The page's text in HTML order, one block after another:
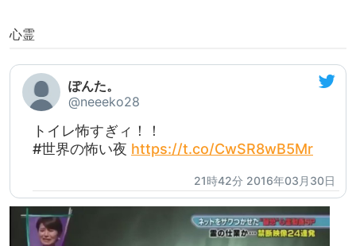
心霊
ぽんた。
@neeeko28
トイレ怖すぎィ！！
#世界の怖い夜 https://t.co/CwSR8wB5Mr
21時42分 2016年03月30日